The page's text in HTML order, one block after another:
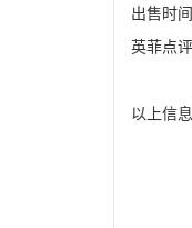
出售时
英菲点